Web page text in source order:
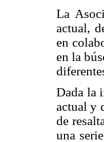
La
actual,
en
en la
Dada la
actual y
de
una